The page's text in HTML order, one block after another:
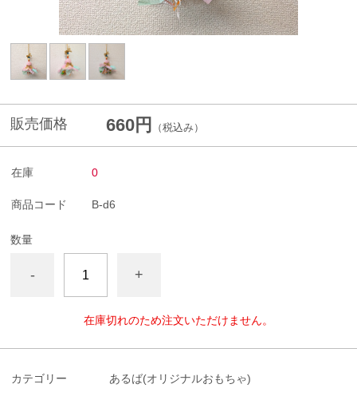
販売価格 660円 （税込み）
在庫 0
商品コード B-d6
数量
- +
在庫切れのため注文いただけません。
カテゴリー あるば(オリジナルおもちゃ)